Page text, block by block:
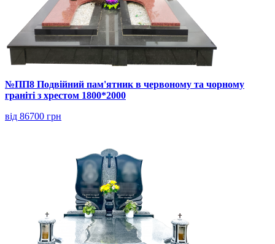
№ПП8 Подвійний пам'ятник в червоному та чорному
граніті з хрестом 1800*2000
від 86700 грн